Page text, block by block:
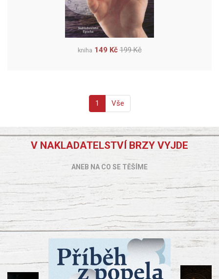
kniha 149 Kč 199 Kč
1 Vše
V NAKLADATELSTVÍ BRZY VYJDE
ANEB NA CO SE TĚŠÍME